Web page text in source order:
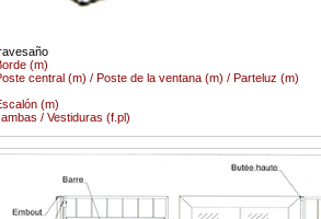
(m)
central (m) / Poste de la ventana (m) / Parteluz (m)
(m)
/ Vestiduras (f.pl)